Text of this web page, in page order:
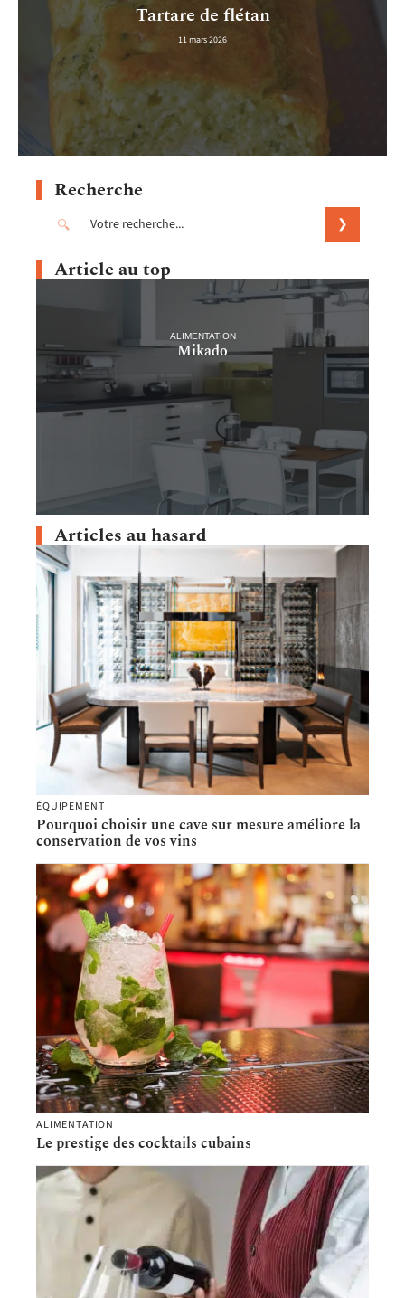
Tartare de flétan
11 mars 2026
Recherche
Article au top
ALIMENTATION
Mikado
Articles au hasard
ÉQUIPEMENT
Pourquoi choisir une cave sur mesure améliore la
conservation de vos vins
ALIMENTATION
Le prestige des cocktails cubains